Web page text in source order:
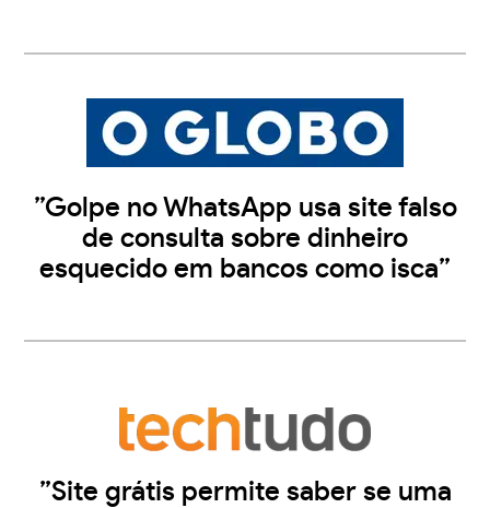
”Golpe no WhatsApp usa site falso
de consulta sobre dinheiro
esquecido em bancos como isca”
”Site grátis permite saber se uma